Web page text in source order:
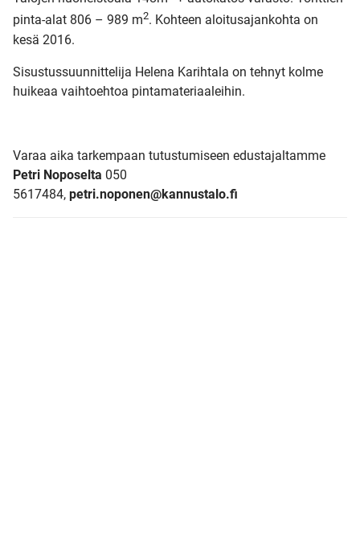
pinta-alat 806 – 989 m2. Kohteen aloitusajankohta on
kesä 2016.
Sisustussuunnittelija Helena Karihtala on tehnyt kolme
huikeaa vaihtoehtoa pintamateriaaleihin.
Varaa aika tarkempaan tutustumiseen edustajaltamme
Petri Noposelta 050
5617484, petri.noponen@kannustalo.fi